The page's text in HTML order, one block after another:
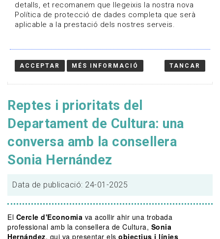
Reptes i prioritats del
Departament de Cultura: una
conversa amb la consellera
Sonia Hernández
Data de publicació: 24-01-2025
El Cercle d'Economia va acollir ahir una trobada
professional amb la consellera de Cultura, Sonia
Hernández, qui va presentar els objectius i línies
detalls, et recomanem que llegeixis la nostra nova
Política de protecció de dades completa que serà
aplicable a la prestació dels nostres serveis.
ACCEPTAR MÉS INFORMACIÓ TANCAR